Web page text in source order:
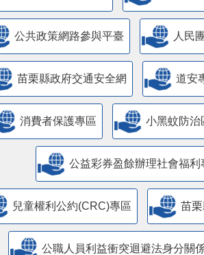
公共政策網路參與平臺 人民
苗栗縣政府交通安全網 道安
消費者保護專區 小黑蚊防治
公益彩券盈餘辦理社會福利
兒童權利公約(CRC)專區 苗
公職人員利益衝突迴避法身分關